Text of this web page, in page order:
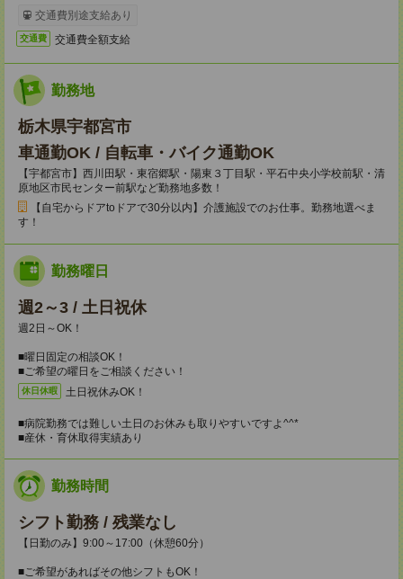
交通費別途支給あり
交通費 交通費全額支給
勤務地
栃木県宇都宮市
車通勤OK / 自転車・バイク通勤OK
【宇都宮市】西川田駅・東宿郷駅・陽東３丁目駅・平石中央小学校前駅・清
原地区市民センター前駅など勤務地多数！
【自宅からドアtoドアで30分以内】介護施設でのお仕事。勤務地選べま
す！
勤務曜日
週2～3 / 土日祝休
週2日～OK！
■曜日固定の相談OK！
■ご希望の曜日をご相談ください！
休日休暇 土日祝休みOK！
■病院勤務では難しい土日のお休みも取りやすいですよ^^*
■産休・育休取得実績あり
勤務時間
シフト勤務 / 残業なし
【日勤のみ】9:00～17:00（休憩60分）
■ご希望があればその他シフトもOK！